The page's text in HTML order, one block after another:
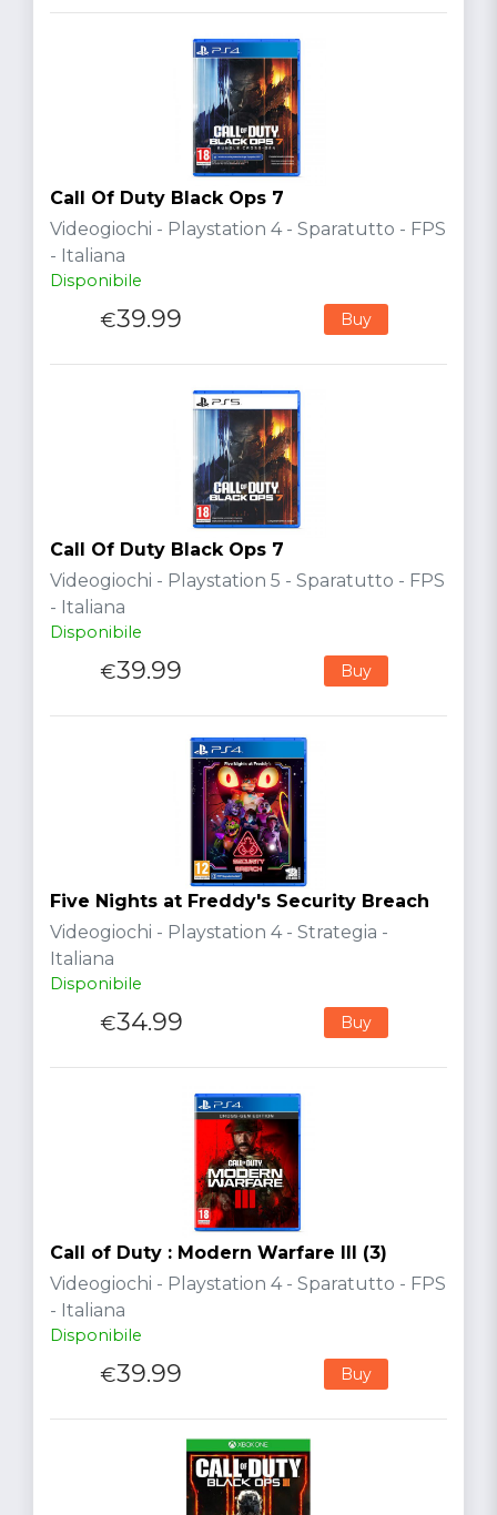
Call Of Duty Black Ops 7
Videogiochi - Playstation 4 - Sparatutto - FPS
- Italiana
Disponibile
€39.99 Buy
Call Of Duty Black Ops 7
Videogiochi - Playstation 5 - Sparatutto - FPS
- Italiana
Disponibile
€39.99 Buy
Five Nights at Freddy's Security Breach
Videogiochi - Playstation 4 - Strategia -
Italiana
Disponibile
€34.99 Buy
Call of Duty : Modern Warfare III (3)
Videogiochi - Playstation 4 - Sparatutto - FPS
- Italiana
Disponibile
€39.99 Buy